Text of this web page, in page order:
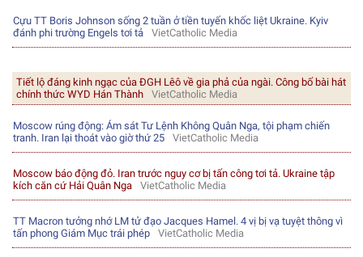
Cựu TT Boris Johnson sống 2 tuần ở tiền tuyến khốc liệt Ukraine. Kyiv
đánh phi trường Engels tơi tả
VietCatholic Media
Tiết lộ đáng kinh ngạc của ĐGH Lêô về gia phả của ngài. Công bố bài hát
chính thức WYD Hán Thành
VietCatholic Media
Moscow rúng động: Ám sát Tư Lệnh Không Quân Nga, tội phạm chiến
tranh. Iran lại thoát vào giờ thứ 25
VietCatholic Media
Moscow báo động đỏ. Iran trước nguy cơ bị tấn công tơi tả. Ukraine tập
kích căn cứ Hải Quân Nga
VietCatholic Media
TT Macron tưởng nhớ LM tử đạo Jacques Hamel. 4 vị bị vạ tuyệt thông vì
tấn phong Giám Mục trái phép
VietCatholic Media